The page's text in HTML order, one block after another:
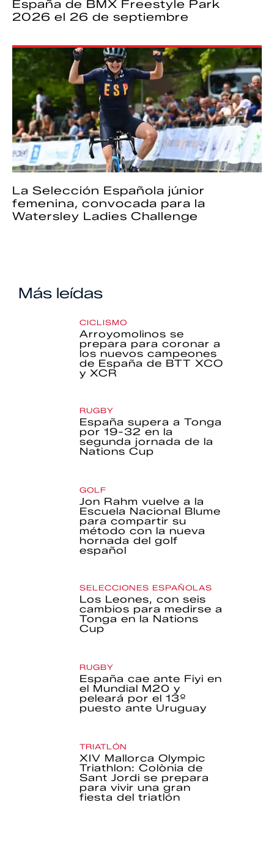
España de BMX Freestyle Park
2026 el 26 de septiembre
La Selección Española júnior
femenina, convocada para la
Watersley Ladies Challenge
Más leídas
CICLISMO
Arroyomolinos se
prepara para coronar a
los nuevos campeones
de España de BTT XCO
y XCR
RUGBY
España supera a Tonga
por 19-32 en la
segunda jornada de la
Nations Cup
GOLF
Jon Rahm vuelve a la
Escuela Nacional Blume
para compartir su
método con la nueva
hornada del golf
español
SELECCIONES ESPAÑOLAS
Los Leones, con seis
cambios para medirse a
Tonga en la Nations
Cup
RUGBY
España cae ante Fiyi en
el Mundial M20 y
peleará por el 13º
puesto ante Uruguay
TRIATLÓN
XIV Mallorca Olympic
Triathlon: Colònia de
Sant Jordi se prepara
para vivir una gran
fiesta del triatlón